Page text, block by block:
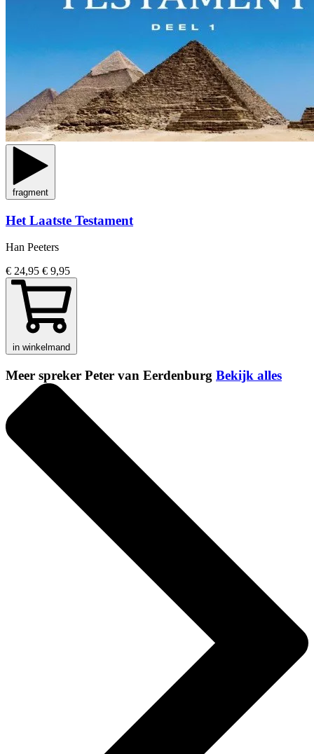
fragment
Het Laatste Testament
Han Peeters
€ 24,95 € 9,95
in winkelmand
Meer spreker Peter van Eerdenburg Bekijk alles